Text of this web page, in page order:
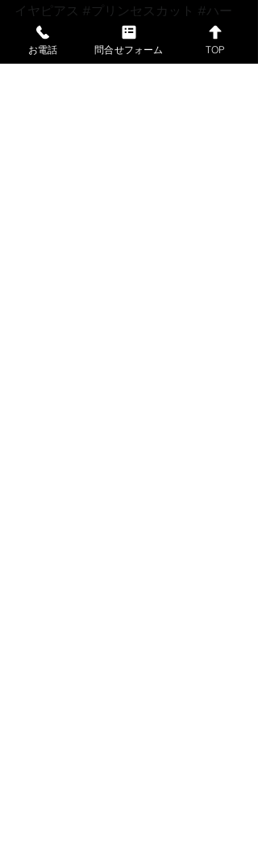
イヤピアス #プリンセスカット #ハー
トシェープ
お電話 問合せフォーム TOP